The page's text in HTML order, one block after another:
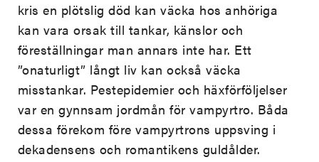
kris en plötslig död kan väcka hos anhöriga
kan vara orsak till tankar, känslor och
föreställningar man annars inte har. Ett
”onaturligt” långt liv kan också väcka
misstankar. Pestepidemier och häxförföljelser
var en gynnsam jordmån för vampyrtro. Båda
dessa förekom före vampyrtrons uppsving i
dekadensens och romantikens guldålder.